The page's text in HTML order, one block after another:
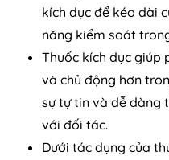
kích dục để kéo dài
năng kiểm soát
Thuốc kích dục giúp
và chủ động hơn
sự tự tin và dễ dàng
với đối tác.
Dưới tác dụng của